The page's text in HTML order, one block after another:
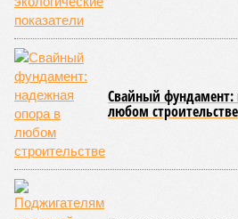
В ходе заседания было
квартала 2026 года число
Саратовской области сократилось
динамика наблюдается и в сфере
Более 120 тысяч школьников стали
образовательных программ «Урок
ликбез», направленных на
безопасного поведения в
обсуждения стало дистанционное
Специалисты сообщили, что около
звонков совершается через